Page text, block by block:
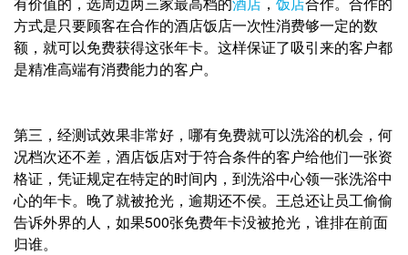
方式是只要顾客在合作的酒店饭店一次性消费够一定的数
额，就可以免费获得这张年卡。这样保证了吸引来的客户都
是精准高端有消费能力的客户。
第三，经测试效果非常好，哪有免费就可以洗浴的机会，何
况档次还不差，酒店饭店对于符合条件的客户给他们一张资
格证，凭证规定在特定的时间内，到洗浴中心领一张洗浴中
心的年卡。晚了就被抢光，逾期还不侯。王总还让员工偷偷
告诉外界的人，如果500张免费年卡没被抢光，谁排在前面
归谁。